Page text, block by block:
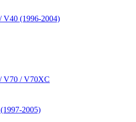
V40 (1996-2004)
V70 / V70XC
2005)